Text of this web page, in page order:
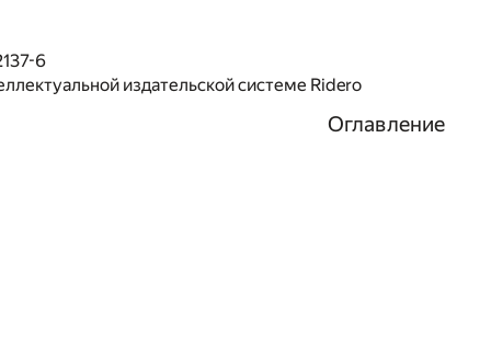
6
издательской системе Ridero
Оглавление